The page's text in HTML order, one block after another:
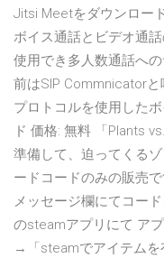
Jitsi Meetをダウンロー
ボイス通話とビデオ通
使用でき多人数通話へ
前はSIP Commnicator
プロトコルを使用した
ド 価格: 無料 「Plants
準備して、迫ってくる
ードコードのみの販売
メッセージ欄にてコー
のsteamアプリにて ア
→「steamでアイテムを